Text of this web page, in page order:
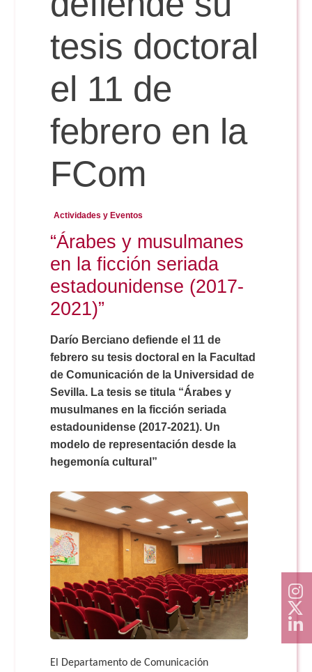
Reservas
Calendario Lectivo
Horarios
Periodismo
Comunicación Audiovisual
Doble Grado PER/CAV
Periodismo
Publicidad y RR.PP
Comunicación Audiovisual
Doble Grado PER/CAV
Secretaría Virtual
#miTFG
Boletines
tesis doctoral
el 11 de
febrero en la
FCom
Actividades y Eventos
“Árabes y musulmanes
en la ficción seriada
estadounidense (2017-
2021)”
Darío Berciano defiende el 11 de
febrero su tesis doctoral en la Facultad
de Comunicación de la Universidad de
Sevilla. La tesis se titula “Árabes y
musulmanes en la ficción seriada
estadounidense (2017-2021). Un
modelo de representación desde la
hegemonía cultural”
El Departamento de Comunicación